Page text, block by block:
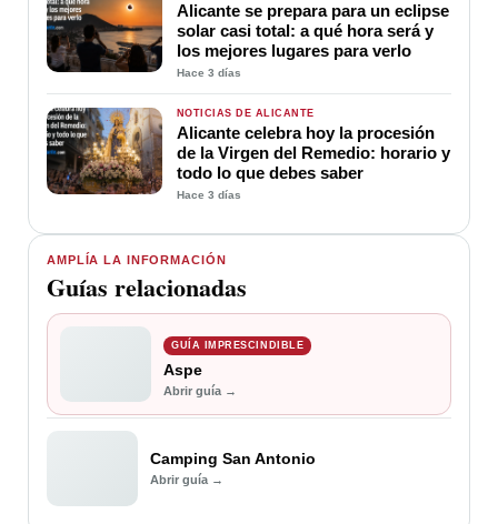
AMPLÍA LA INFORMACIÓN
Guías relacionadas
GUÍA IMPRESCINDIBLE
Aspe
Abrir guía →
Camping San Antonio
Abrir guía →
Alicante se prepara para un eclipse
solar casi total: a qué hora será y
los mejores lugares para verlo
Hace 3 días
NOTICIAS DE ALICANTE
Alicante celebra hoy la procesión
de la Virgen del Remedio: horario y
todo lo que debes saber
Hace 3 días